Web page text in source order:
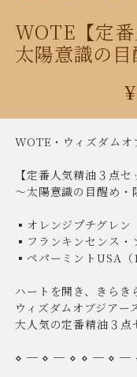
WOTE【定番
太陽意識の
WOTE・ウィズダムオ
【定番人気精油３点セ
〜太陽意識の目醒め・
▪︎オレンジプチグレン
▪︎フランキンセンス・
▪︎ペパーミントUSA（
ハートを開き、きらき
ウィズダムオブジアー
大人気の定番精油３
⋄ ─ ⋄ ─ ⋄ ⋄ ─ ⋄ ─